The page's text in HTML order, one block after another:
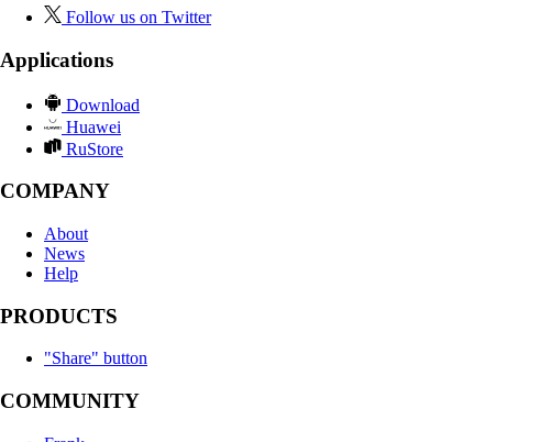
Follow us on Twitter
Applications
Download
Huawei
RuStore
COMPANY
About
News
Help
PRODUCTS
"Share" button
COMMUNITY